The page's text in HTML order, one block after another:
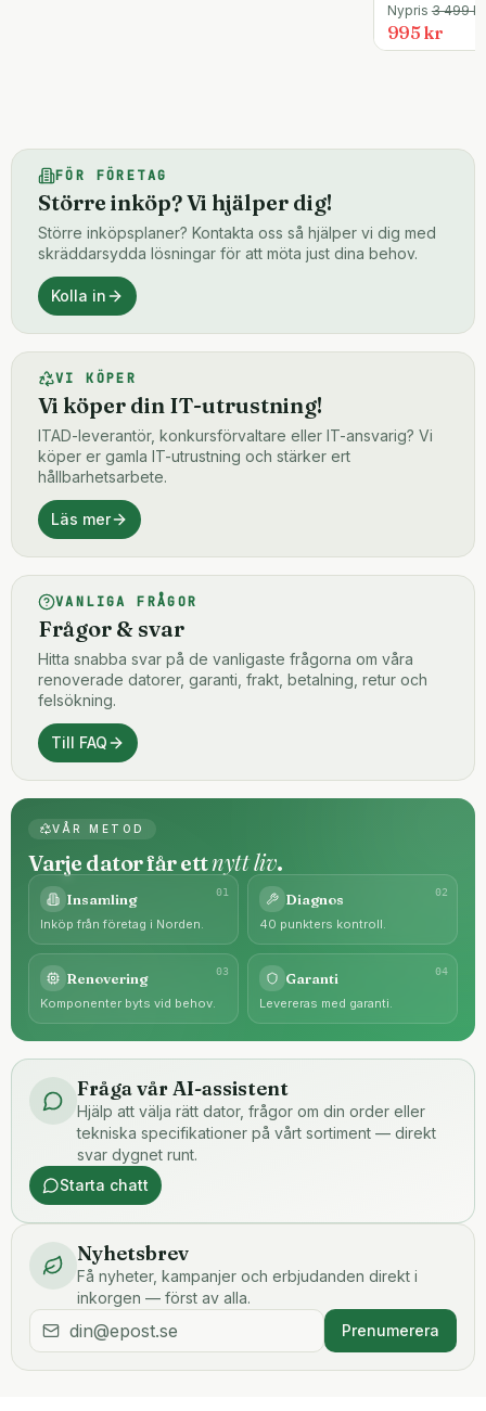
Nypris3 499kr
995 kr
FÖR FÖRETAG
Större inköp? Vi hjälper dig!
Större inköpsplaner? Kontakta oss så hjälper vi dig med
skräddarsydda lösningar för att möta just dina behov.
Kolla in
VI KÖPER
Vi köper din IT-utrustning!
ITAD-leverantör, konkursförvaltare eller IT-ansvarig? Vi
köper er gamla IT-utrustning och stärker ert
hållbarhetsarbete.
Läs mer
VANLIGA FRÅGOR
Frågor & svar
Hitta snabba svar på de vanligaste frågorna om våra
renoverade datorer, garanti, frakt, betalning, retur och
felsökning.
Till FAQ
VÅR METOD
Varje dator får ettnytt liv.
01
Insamling
Inköp från företag i Norden.
02
Diagnos
40 punkters kontroll.
03
Renovering
Komponenter byts vid behov.
04
Garanti
Levereras med garanti.
Fråga vår AI-assistent
Hjälp att välja rätt dator, frågor om din order eller
tekniska specifikationer på vårt sortiment — direkt
svar dygnet runt.
Starta chatt
Nyhetsbrev
Få nyheter, kampanjer och erbjudanden direkt i
inkorgen — först av alla.
Prenumerera